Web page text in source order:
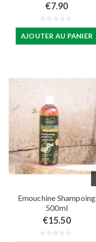
€7.90
AJOUTER AU PANIER
Emouchine Shampoing
500ml
€15.50